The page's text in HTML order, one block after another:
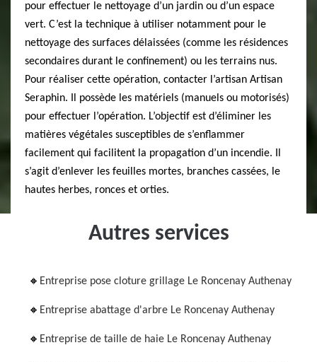
pour effectuer le nettoyage d’un jardin ou d’un espace
vert. C’est la technique à utiliser notamment pour le
nettoyage des surfaces délaissées (comme les résidences
secondaires durant le confinement) ou les terrains nus.
Pour réaliser cette opération, contacter l’artisan Artisan
Seraphin. Il possède les matériels (manuels ou motorisés)
pour effectuer l’opération. L’objectif est d’éliminer les
matières végétales susceptibles de s’enflammer
facilement qui facilitent la propagation d’un incendie. Il
s’agit d’enlever les feuilles mortes, branches cassées, le
hautes herbes, ronces et orties.
Autres services
Entreprise pose cloture grillage Le Roncenay Authenay
Entreprise abattage d'arbre Le Roncenay Authenay
Entreprise de taille de haie Le Roncenay Authenay